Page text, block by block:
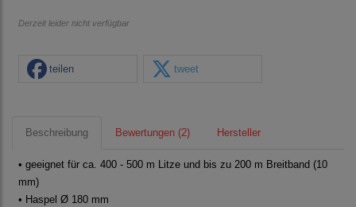
Derzeit leider nicht verfügbar
teilen tweet
Beschreibung Bewertungen (2) Hersteller
• geeignet für ca. 400 - 500 m Litze und bis zu 200 m Breitband (10
mm)
• Haspel Ø 180 mm